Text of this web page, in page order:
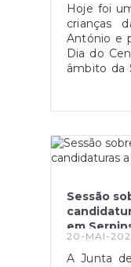
Hoje foi
crianças
António e
Dia do
âmbito da
da Broa
padrinho
crianças e
uma
estes
região,
estas
Sessão
em
20-MAI-
A Junta